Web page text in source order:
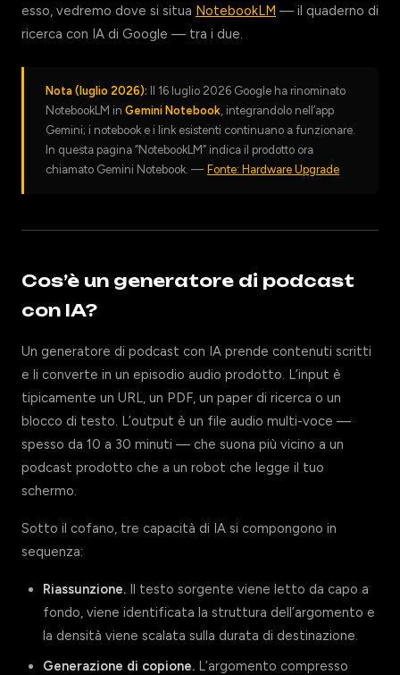
esso, vedremo dove si situa NotebookLM — il quaderno di
ricerca con IA di Google — tra i due.
Nota (luglio 2026): Il 16 luglio 2026 Google ha rinominato
NotebookLM in Gemini Notebook, integrandolo nell’app
Gemini; i notebook e i link esistenti continuano a funzionare.
In questa pagina “NotebookLM” indica il prodotto ora
chiamato Gemini Notebook. — Fonte: Hardware Upgrade
Cos’è un generatore di podcast
con IA?
Un generatore di podcast con IA prende contenuti scritti
e li converte in un episodio audio prodotto. L’input è
tipicamente un URL, un PDF, un paper di ricerca o un
blocco di testo. L’output è un file audio multi-voce —
spesso da 10 a 30 minuti — che suona più vicino a un
podcast prodotto che a un robot che legge il tuo
schermo.
Sotto il cofano, tre capacità di IA si compongono in
sequenza:
Riassunzione. Il testo sorgente viene letto da capo a
fondo, viene identificata la struttura dell’argomento e
la densità viene scalata sulla durata di destinazione.
Generazione di copione. L’argomento compresso